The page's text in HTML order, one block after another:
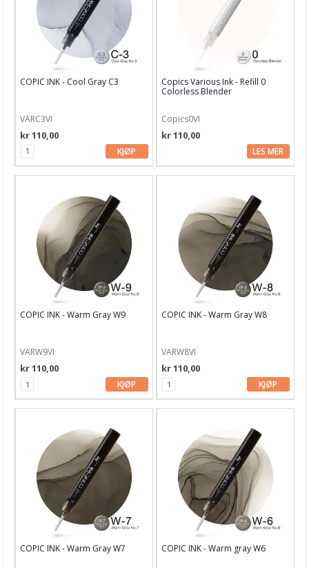
Garn & Tilbehør
Gips, støp, form
Hobby - generelt
Julens produkter
Maling & Tusj
Sjablong & Tilbehør
Smykkelaging
Tegneutstyr, penner & tusjer
Caran d'ache
Copics markers
Copic Classic Markers
Copic Various Refill ink
Bluegreens
Blueviolets
Earthtones
Flourecent
COPIC INK - Cool Gray C3
VARC3VI
kr 110,00
KJØP
Copics Various Ink - Refill 0
Colorless Blender
Copics0VI
kr 110,00
LES MER
COPIC INK - Warm Gray W9
VARW9VI
kr 110,00
KJØP
COPIC INK - Warm Gray W8
VARW8VI
kr 110,00
KJØP
COPIC INK - Warm Gray W7 COPIC INK - Warm gray W6